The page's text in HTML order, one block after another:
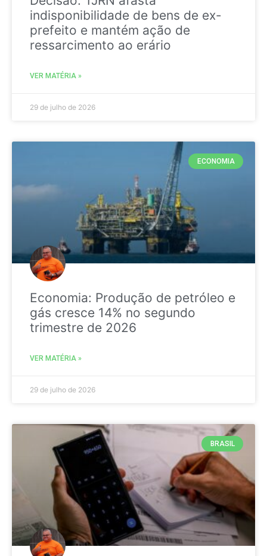
indisponibilidade de bens de ex-
prefeito e mantém ação de
ressarcimento ao erário
VER MATÉRIA »
29 de julho de 2026
ECONOMIA
Economia: Produção de petróleo e
gás cresce 14% no segundo
trimestre de 2026
VER MATÉRIA »
29 de julho de 2026
BRASIL